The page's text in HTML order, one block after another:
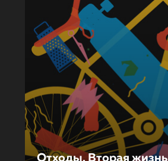
Отходы. Вторая жизнь